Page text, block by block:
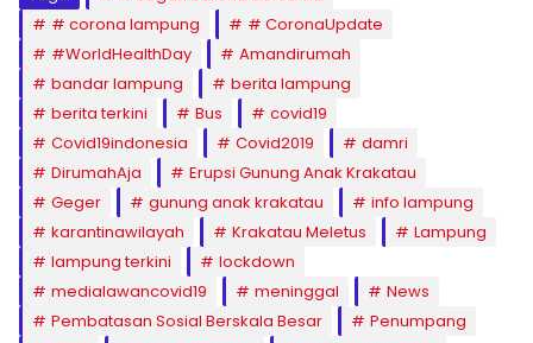
# corona lampung
# CoronaUpdate
#WorldHealthDay
Amandirumah
bandar lampung
berita lampung
berita terkini
Bus
covid19
Covid19indonesia
Covid2019
damri
DirumahAja
Erupsi Gunung Anak Krakatau
Geger
gunung anak krakatau
info lampung
karantinawilayah
Krakatau Meletus
Lampung
lampung terkini
lockdown
medialawancovid19
meninggal
News
Pembatasan Sosial Berskala Besar
Penumpang